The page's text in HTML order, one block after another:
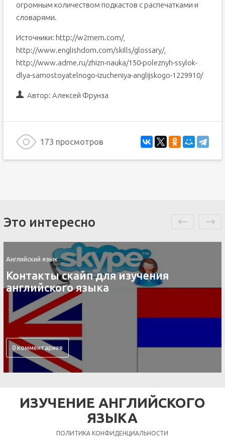
огромным количеством подкастов с распечатками и
словарями.
Источники: http://w2mem.com/,
http://www.englishdom.com/skills/glossary/,
http://www.adme.ru/zhizn-nauka/150-poleznyh-ssylok-
dlya-samostoyatelnogo-izucheniya-anglijskogo-1229910/
Автор: Алексей Фрунза
173 просмотров
Это интересно
Английский язык
Контакты скайп для изучения
английского языка
0 комментариев
ИЗУЧЕНИЕ АНГЛИЙСКОГО
ЯЗЫКА
ПОЛИТИКА КОНФИДЕНЦИАЛЬНОСТИ